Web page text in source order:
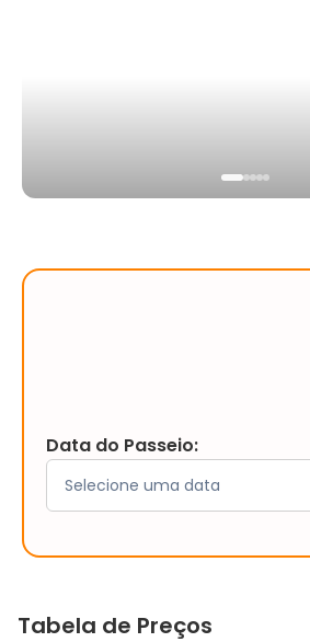
Data do Passeio:
Selecione uma data
Tabela de Preços